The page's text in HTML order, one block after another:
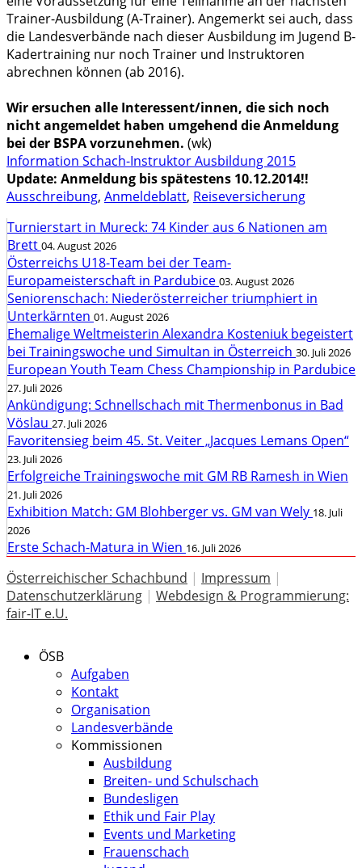
Trainer-Ausbildung (A-Trainer). Angemerkt sei auch, dass
die Landesverbände nach dieser Ausbildung im Jugend B-
Kadertraining nur noch Trainer und Instruktoren
abrechnen können (ab 2016).
Wir ersuchen alle Interessent/innen, die sich noch
nicht angemeldet haben umgehend die Anmeldung
bei der BSPA vorzunehmen. (wk)
Information Schach-Instruktor Ausbildung 2015
Update: Anmeldung bis spätestens 10.12.2014!!
Ausschreibung, Anmeldeblatt, Reiseversicherung
Turnierstart in Mureck: 74 Kinder aus 6 Nationen am
Brett 04. August 2026
Österreichs U18-Team bei der Team-
Europameisterschaft in Pardubice 03. August 2026
Seniorenschach: Niederösterreicher triumphiert in
Unterkärnten 01. August 2026
Ehemalige Weltmeisterin Alexandra Kosteniuk begeistert
bei Trainingswoche und Simultan in Österreich 30. Juli 2026
European Youth Team Chess Championship in Pardubice
27. Juli 2026
Ankündigung: Schnellschach mit Thermenbonus in Bad
Vöslau 27. Juli 2026
Favoritensieg beim 45. St. Veiter „Jacques Lemans Open“
23. Juli 2026
Erfolgreiche Trainingswoche mit GM RB Ramesh in Wien
21. Juli 2026
Exhibition Match: GM Blohberger vs. GM van Wely 18. Juli
2026
Erste Schach-Matura in Wien 16. Juli 2026
Österreichischer Schachbund | Impressum |
Datenschutzerklärung | Webdesign & Programmierung:
fair-IT e.U.
ÖSB
Aufgaben
Kontakt
Organisation
Landesverbände
Kommissionen
Ausbildung
Breiten- und Schulschach
Bundesligen
Ethik und Fair Play
Events und Marketing
Frauenschach